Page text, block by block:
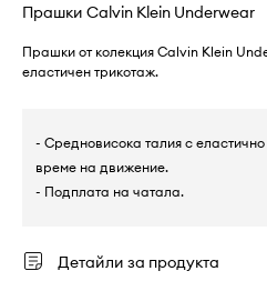
Прашки Calvin Klein Underwear
Прашки от колекция Calvin Klein
еластичен трикотаж.
- Средновисока талия с
време на движение.
- Подплата на чатала.
Детайли за продукта